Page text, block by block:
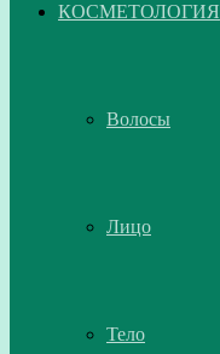
КОСМЕТОЛОГИЯ
Волосы
Лицо
Тело